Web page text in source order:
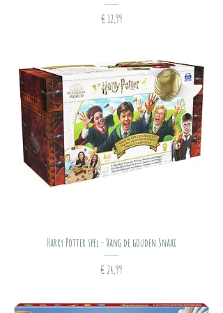
Prijs
€ 12,99
Harry Potter spel - Vang de gouden Snaai
Prijs
€ 24,99